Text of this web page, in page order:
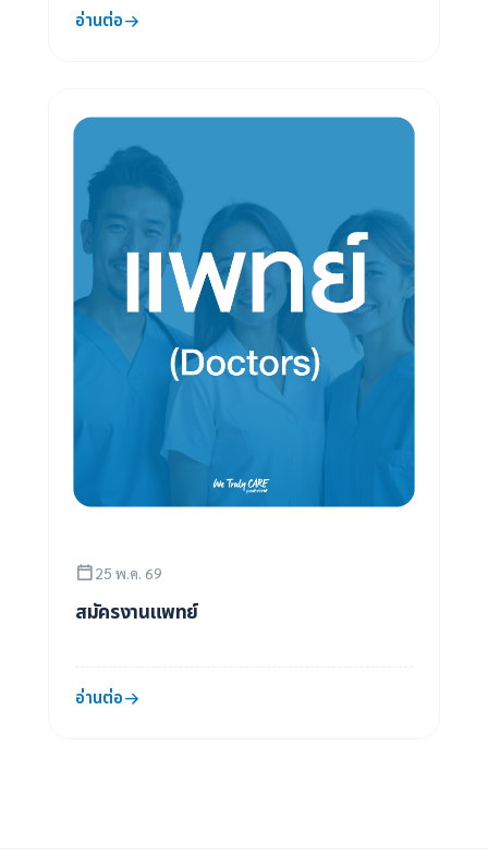
อ่านต่อ
25 พ.ค. 69
สมัครงานแพทย์
อ่านต่อ